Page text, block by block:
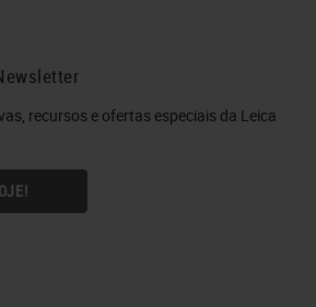
recursos e ofertas especiais da Leica